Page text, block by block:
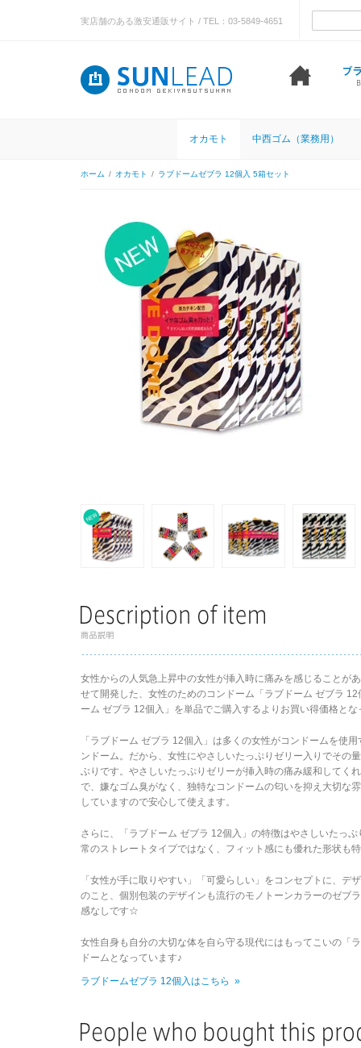
実店舗のある激安通販サイト / TEL：03-5849-4651
オカモト 中西ゴム（業務用）
ホーム / オカモト / ラブドームゼブラ 12個入 5箱セット
女性からの人気急上昇中の女性が挿入時に痛みを感じることが
せて開発した、女性のためのコンドーム「ラブドーム ゼブラ
ーム ゼブラ 12個入」を単品でご購入するよりお買い得価格とな
「ラブドーム ゼブラ 12個入」は多くの女性がコンドームを使
ンドーム。だから、女性にやさしいたっぷりゼリー入りでその
ぶりです。やさしいたっぷりゼリーが挿入時の痛み緩和してく
で、嫌なゴム臭がなく、独特なコンドームの匂いを抑え大切な
していますので安心して使えます。
さらに、「ラブドーム ゼブラ 12個入」の特徴はやさしいたっ
常のストレートタイプではなく、フィット感にも優れた形状も
「女性が手に取りやすい」「可愛らしい」をコンセプトに、
のこと、個別包装のデザインも流行のモノトーンカラーのゼブ
感なしです☆
女性自身も自分の大切な体を自ら守る現代にはもってこいの「
ドームとなっています♪
ラブドームゼブラ 12個入はこちら »